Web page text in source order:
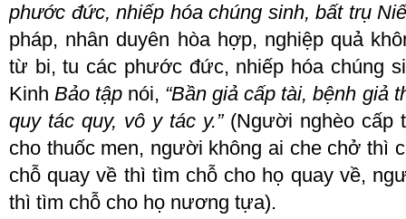
phước đức, nhiếp hóa chúng sinh, bất trụ
pháp, nhân duyên hòa hợp, nghiệp quả
từ bi, tu các phước đức, nhiếp hóa chúng
KinhBảo tập nói, “Bần giả cấp tài, bệnh giả
quy tác quy, vô y tác y.”(Người nghèo cấp
cho thuốc men, người không ai che chở thì
chỗ quay về thì tìm chỗ cho họ quay về,
thì tìm chỗ cho họ nương tựa).